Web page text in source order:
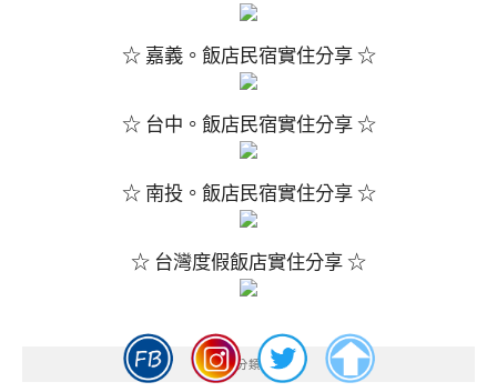
☆ 嘉義。飯店民宿實住分享 ☆
☆ 台中。飯店民宿實住分享 ☆
☆ 南投。飯店民宿實住分享 ☆
☆ 台灣度假飯店實住分享 ☆
分類